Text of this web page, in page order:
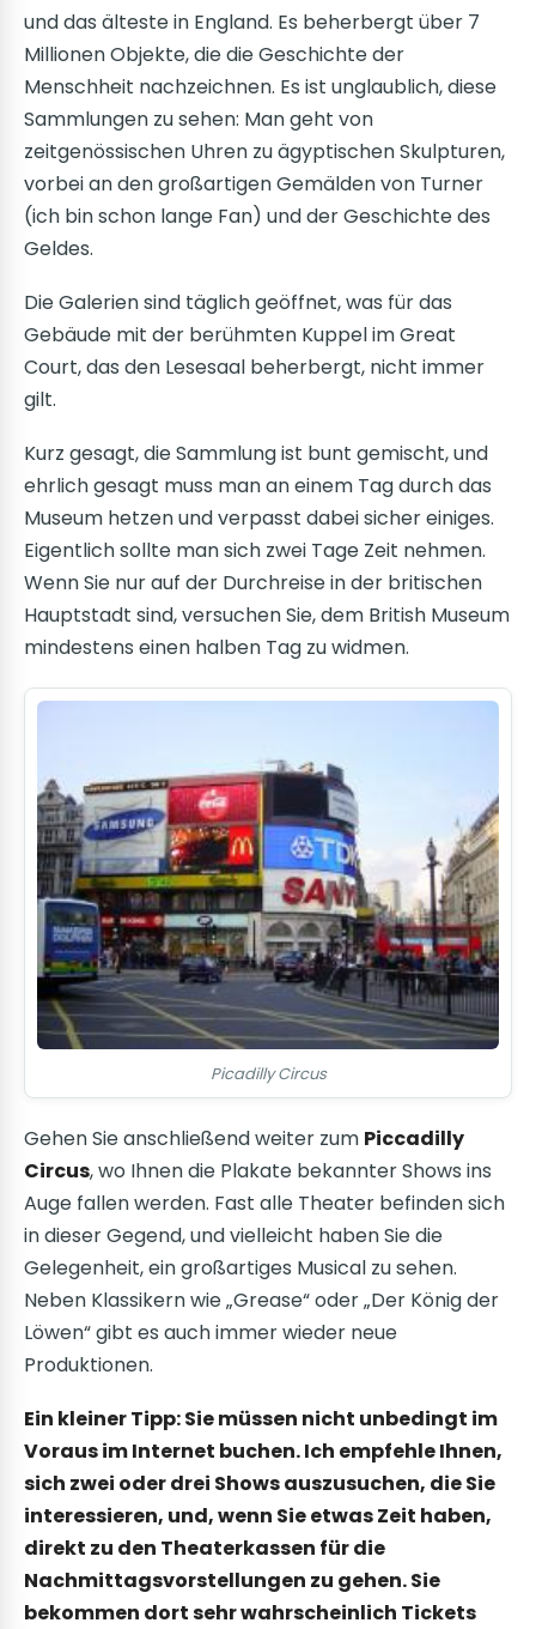
und das älteste in England. Es beherbergt über 7
Millionen Objekte, die die Geschichte der
Menschheit nachzeichnen. Es ist unglaublich, diese
Sammlungen zu sehen: Man geht von
zeitgenössischen Uhren zu ägyptischen Skulpturen,
vorbei an den großartigen Gemälden von Turner
(ich bin schon lange Fan) und der Geschichte des
Geldes.
Die Galerien sind täglich geöffnet, was für das
Gebäude mit der berühmten Kuppel im Great
Court, das den Lesesaal beherbergt, nicht immer
gilt.
Kurz gesagt, die Sammlung ist bunt gemischt, und
ehrlich gesagt muss man an einem Tag durch das
Museum hetzen und verpasst dabei sicher einiges.
Eigentlich sollte man sich zwei Tage Zeit nehmen.
Wenn Sie nur auf der Durchreise in der britischen
Hauptstadt sind, versuchen Sie, dem British Museum
mindestens einen halben Tag zu widmen.
Picadilly Circus
Gehen Sie anschließend weiter zum Piccadilly
Circus, wo Ihnen die Plakate bekannter Shows ins
Auge fallen werden. Fast alle Theater befinden sich
in dieser Gegend, und vielleicht haben Sie die
Gelegenheit, ein großartiges Musical zu sehen.
Neben Klassikern wie „Grease“ oder „Der König der
Löwen“ gibt es auch immer wieder neue
Produktionen.
Ein kleiner Tipp: Sie müssen nicht unbedingt im
Voraus im Internet buchen. Ich empfehle Ihnen,
sich zwei oder drei Shows auszusuchen, die Sie
interessieren, und, wenn Sie etwas Zeit haben,
direkt zu den Theaterkassen für die
Nachmittagsvorstellungen zu gehen. Sie
bekommen dort sehr wahrscheinlich Tickets